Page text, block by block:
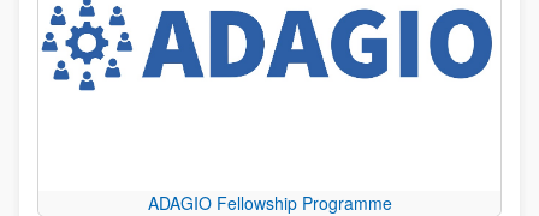
ADAGIO Fellowship Programme